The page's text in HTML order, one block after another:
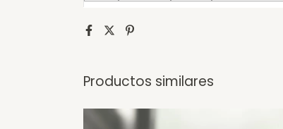
Productos similares